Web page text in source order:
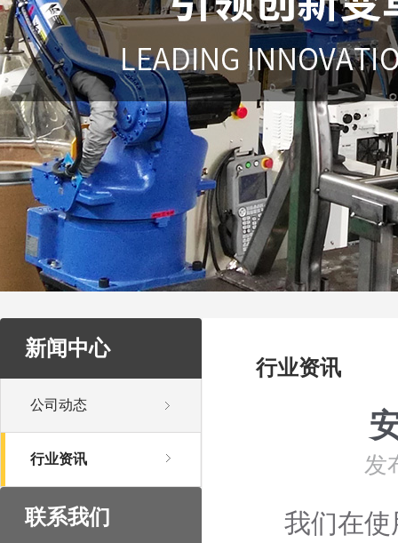
新闻中心
公司动态
行业资讯
联系我们
行业资讯
发
我们在使